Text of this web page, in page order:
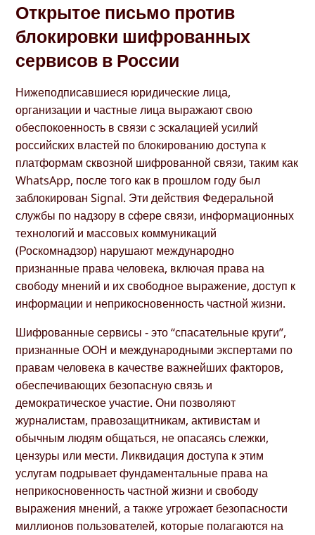
Открытое письмо против
блокировки шифрованных
сервисов в России
Нижеподписавшиеся юридические лица,
организации и частные лица выражают свою
обеспокоенность в связи с эскалацией усилий
российских властей по блокированию доступа к
платформам сквозной шифрованной связи, таким как
WhatsApp, после того как в прошлом году был
заблокирован Signal. Эти действия Федеральной
службы по надзору в сфере связи, информационных
технологий и массовых коммуникаций
(Роскомнадзор) нарушают международно
признанные права человека, включая права на
свободу мнений и их свободное выражение, доступ к
информации и неприкосновенность частной жизни.
Шифрованные сервисы - это “спасательные круги”,
признанные ООН и международными экспертами по
правам человека в качестве важнейших факторов,
обеспечивающих безопасную связь и
демократическое участие. Они позволяют
журналистам, правозащитникам, активистам и
обычным людям общаться, не опасаясь слежки,
цензуры или мести. Ликвидация доступа к этим
услугам подрывает фундаментальные права на
неприкосновенность частной жизни и свободу
выражения мнений, а также угрожает безопасности
миллионов пользователей, которые полагаются на